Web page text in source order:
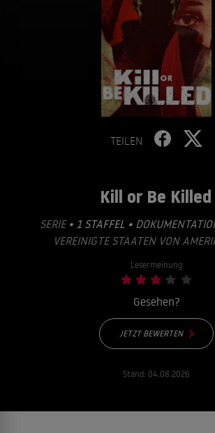
TEILEN
Kill or Be Killed
SERIE • 1 STAFFEL •
VEREINIGTE STAATEN VON
Lesermeinung
Gesehen?
JETZT BEWERTEN
Stand: 04.08.2026